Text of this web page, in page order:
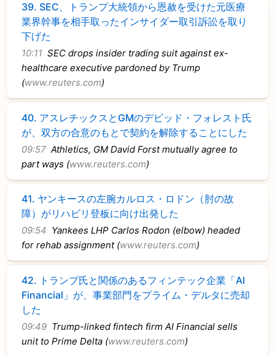
39. SEC、トランプ大統領から恩赦を受けた元医療
業界幹事を相手取ったインサイダー取引訴訟を取り
下げた
10:11 SEC drops insider trading suit against ex-
healthcare executive pardoned by Trump
(www.reuters.com)
40. アスレチックスとGMのデビッド・フォレスト氏
が、双方の合意のもとで契約を解除することにした
09:57 Athletics, GM David Forst mutually agree to
part ways (www.reuters.com)
41. ヤンキースの左腕カルロス・ロドン（肘の故
障）がリハビリ登板に向け出発した
09:54 Yankees LHP Carlos Rodon (elbow) headed
for rehab assignment (www.reuters.com)
42. トランプ氏と関係のあるフィンテック企業「AI
Financial」が、事業部門をプライム・デルタに売却
した
09:49 Trump-linked fintech firm AI Financial sells
unit to Prime Delta (www.reuters.com)